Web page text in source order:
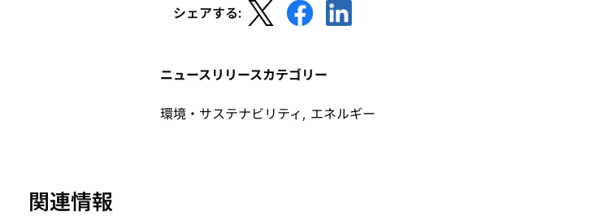
シェアする:
し
タ
で
新
で
し
で
ニュースリリースカテゴリー
環境・サステナビリティ, エネルギー
関連情報